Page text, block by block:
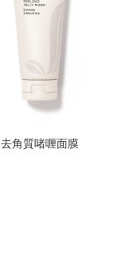
去角質啫喱面膜